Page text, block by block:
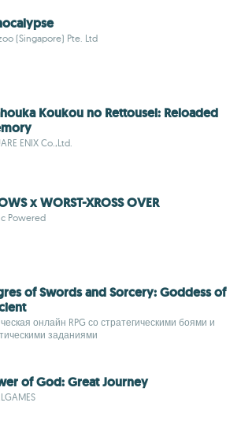
(Singapore) Pte. Ltd
Koukou no Rettousei: Reloaded
ENIX Co.,Ltd.
x WORST-XROSS OVER
Powered
of Swords and Sorcery: Goddess of
онлайн RPG со стратегическими боями и
заданиями
of God: Great Journey